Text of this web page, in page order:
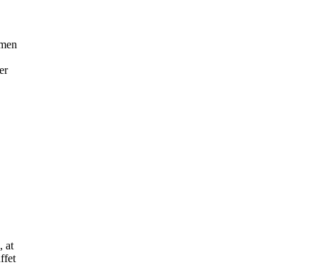
at